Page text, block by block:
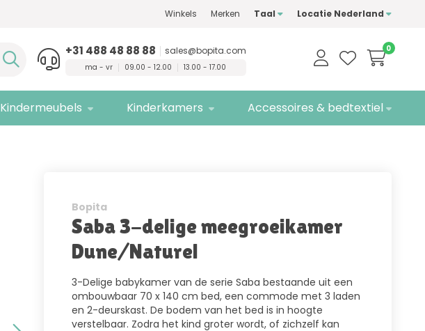
kwaliteitsmerken Gratis bezorging
Winkels Merken Taal Locatie Nederland
0
+31 488 48 88 88 sales@bopita.com
ma - vr 09.00 - 12.00 13.00 - 17.00
Kindermeubels Kinderkamers Accessoires & bedtextiel
Bopita
Saba 3-delige meegroeikamer
Dune/Naturel
3-Delige babykamer van de serie Saba bestaande uit een
ombouwbaar 70 x 140 cm bed, een commode met 3 laden
en 2-deurskast. De bodem van het bed is in hoogte
verstelbaar. Zodra het kind groter wordt, of zichzelf kan